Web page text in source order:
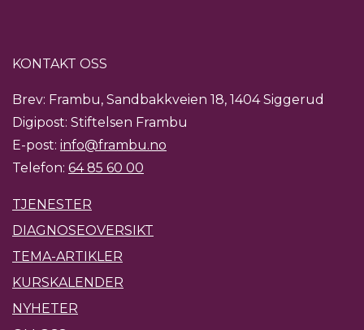
KONTAKT OSS
Brev: Frambu, Sandbakkveien 18, 1404 Siggerud
Digipost: Stiftelsen Frambu
E-post: info@frambu.no
Telefon: 64 85 60 00
TJENESTER
DIAGNOSEOVERSIKT
TEMA-ARTIKLER
KURSKALENDER
NYHETER